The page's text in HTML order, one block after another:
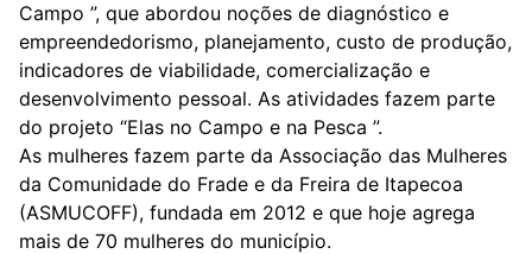
Campo ”, que abordou noções de diagnóstico e
empreendedorismo, planejamento, custo de produção,
indicadores de viabilidade, comercialização e
desenvolvimento pessoal. As atividades fazem parte
do projeto “Elas no Campo e na Pesca ”.
As mulheres fazem parte da Associação das Mulheres
da Comunidade do Frade e da Freira de Itapecoa
(ASMUCOFF), fundada em 2012 e que hoje agrega
mais de 70 mulheres do município.